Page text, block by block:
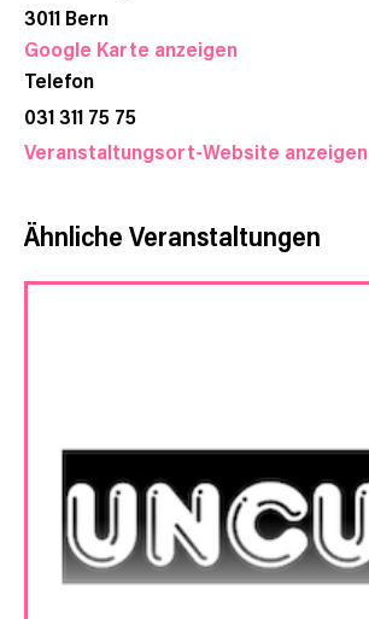
3011 Bern
Google Karte anzeigen
Telefon
031 311 75 75
Veranstaltungsort-Website anzeigen
Ähnliche Veranstaltungen